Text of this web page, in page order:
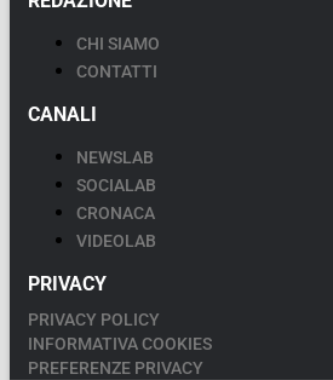
CHI SIAMO
CONTATTI
CANALI
NEWSLAB
SOCIALAB
CRONACA
VIDEOLAB
PRIVACY
PRIVACY POLICY
INFORMATIVA COOKIES
PREFERENZE PRIVACY